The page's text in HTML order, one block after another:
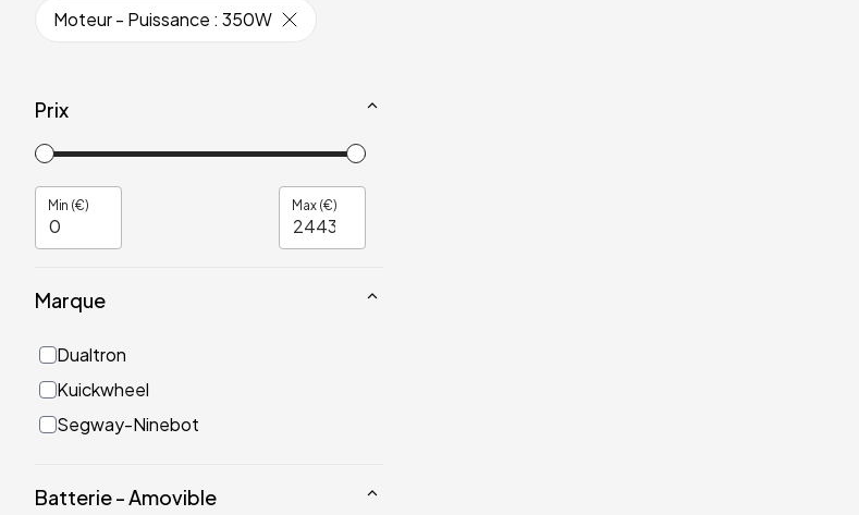
Moteur - Puissance : 350W
Prix
Min (€) Max (€)
Marque
Dualtron
Kuickwheel
Segway-Ninebot
Batterie - Amovible